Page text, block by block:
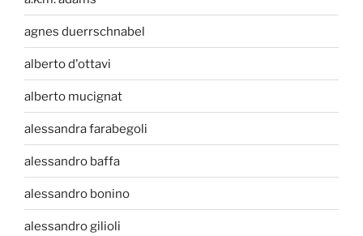
agnes duerrschnabel
alberto d'ottavi
alberto mucignat
alessandra farabegoli
alessandro baffa
alessandro bonino
alessandro gilioli